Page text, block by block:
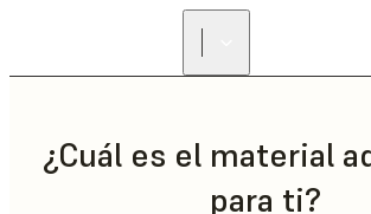
¿Cuál es el material
para ti?